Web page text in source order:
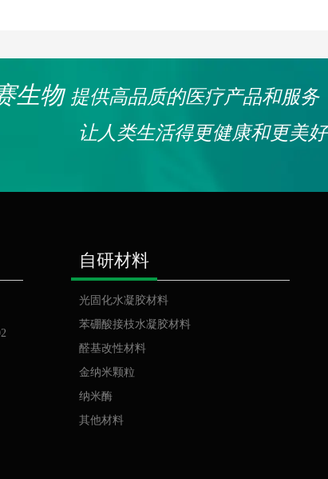
生物 提供高品质的医疗产品和服务
类生活得更健康和更美好
自研材料
光固化水凝胶材料
苯硼酸接枝水凝胶材料
醛基改性材料
金纳米颗粒
纳米酶
其他材料